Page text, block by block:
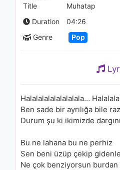
04:36
1.4K
Title
Muhatap
Duration
04:26
Genre
Pop
Halalalalalalalalala…
Ben sade bir ayrılığa bile
Durum şu ki ikimizde
Bu ne lahana bu ne perhiz
Sen beni üzüp çekip
Ne çok benziyorsun burdan